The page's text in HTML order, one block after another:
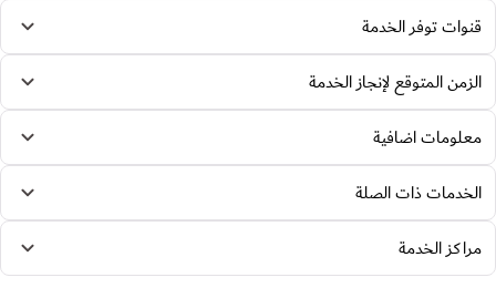
قنوات توفر الخدمة
الزمن المتوقع لإنجاز الخدمة
معلومات اضافية
الخدمات ذات الصلة
مراكز الخدمة